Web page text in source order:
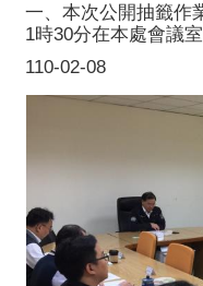
110-02-08
一、本次公開抽籤作
1時30分在本處會議
主持人，並邀請本府
長新雛執行抽籤，本
證。二、109年度本
人，依規定比例
2%比例抽出1人(無
比對審查。中籤名單
涓(二)法務局副局長
蓁(四)政風處安全維
委員會主任秘書梁秀
民族行政局設施營造
局主任秘書閻俊如